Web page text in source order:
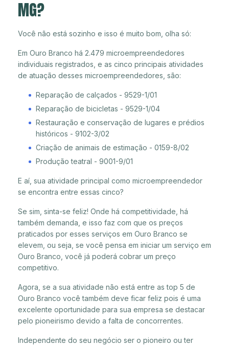
MG?
Você não está sozinho e isso é muito bom, olha só:
Em Ouro Branco há 2.479 microempreendedores
individuais registrados, e as cinco principais atividades
de atuação desses microempreendedores, são:
Reparação de calçados - 9529-1/01
Reparação de bicicletas - 9529-1/04
Restauração e conservação de lugares e prédios
históricos - 9102-3/02
Criação de animais de estimação - 0159-8/02
Produção teatral - 9001-9/01
E aí, sua atividade principal como microempreendedor
se encontra entre essas cinco?
Se sim, sinta-se feliz! Onde há competitividade, há
também demanda, e isso faz com que os preços
praticados por esses serviços em Ouro Branco se
elevem, ou seja, se você pensa em iniciar um serviço em
Ouro Branco, você já poderá cobrar um preço
competitivo.
Agora, se a sua atividade não está entre as top 5 de
Ouro Branco você também deve ficar feliz pois é uma
excelente oportunidade para sua empresa se destacar
pelo pioneirismo devido a falta de concorrentes.
Independente do seu negócio ser o pioneiro ou ter